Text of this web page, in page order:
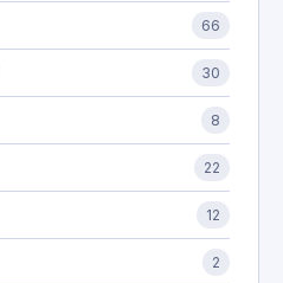
66
30
8
22
12
2